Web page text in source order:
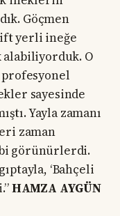
Göçmen
yerli ineğe
alabiliyorduk. O
profesyonel
sayesinde
Yayla zamanı
zaman
görünürlerdi.
‘Bahçeli
HAMZA AYGÜN